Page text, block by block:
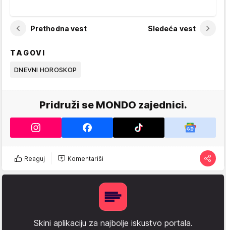
Prethodna vest Sledeća vest
TAGOVI
DNEVNI HOROSKOP
Pridruži se MONDO zajednici.
Reaguj Komentariši
Skini aplikaciju za najbolje iskustvo portala.